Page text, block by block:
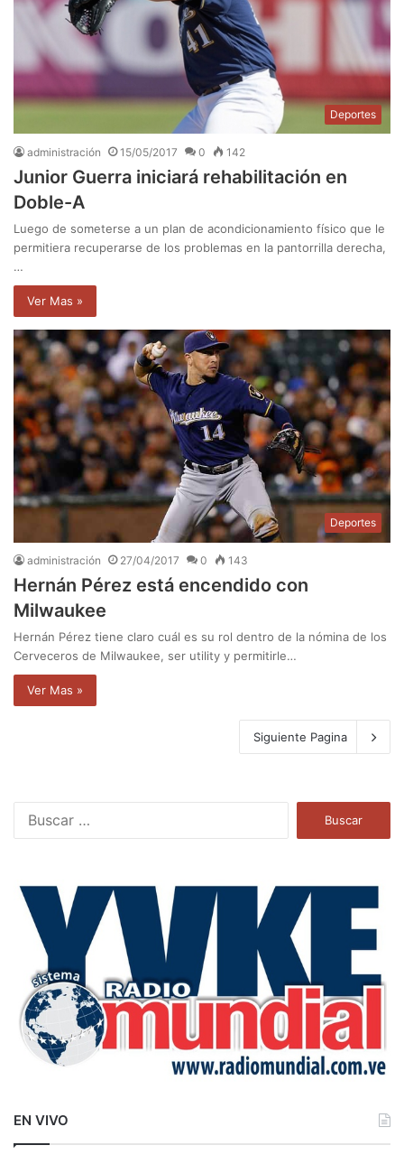
Deportes
administración 15/05/2017 0 142
Junior Guerra iniciará rehabilitación en
Doble-A
Luego de someterse a un plan de acondicionamiento físico que le
permitiera recuperarse de los problemas en la pantorrilla derecha,
…
Ver Mas »
Deportes
administración 27/04/2017 0 143
Hernán Pérez está encendido con
Milwaukee
Hernán Pérez tiene claro cuál es su rol dentro de la nómina de los
Cerveceros de Milwaukee, ser utility y permitirle…
Ver Mas »
Siguiente Pagina
a
EN VIVO